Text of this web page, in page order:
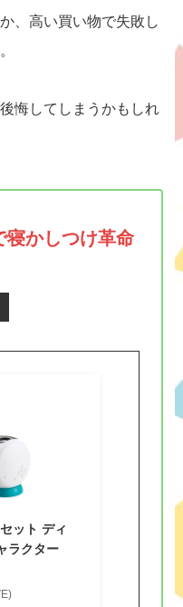
、高い買い物で失敗し
悔してしまうかもしれ
寝かしつけ革命
ット ディ
ラクター